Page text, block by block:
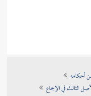
أحكامه
الثالث في الإجماع